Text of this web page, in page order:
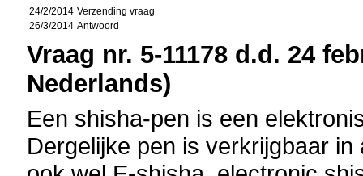
24/2/2014 Verzending vraag
26/3/2014 Antwoord
Vraag nr. 5-11178 d.d. 24
Nederlands)
Een shisha-pen is een
Dergelijke pen is verkrijgbaar